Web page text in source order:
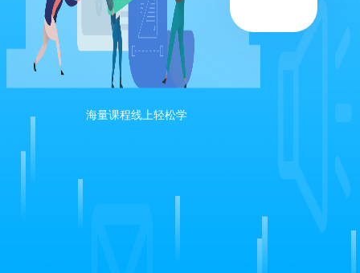
海量课程线上轻松学